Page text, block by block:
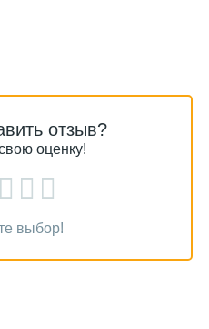
отзыв?
оценку!
выбор!